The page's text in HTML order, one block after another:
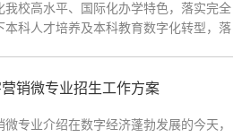
大学哈斯拉姆商学院教授黄庭亮，在第
生开设“商业分析建模与决策优化”暑期
我校高水平、国际化办学特色，落实完全
本科人才培养及本科教育数字化转型，落
Advancing Research and Knowledge）高
亚大学教授荆延国，在第19-20周为本科
营销微专业招生工作方案
微专业介绍在数字经济蓬勃发展的今天，